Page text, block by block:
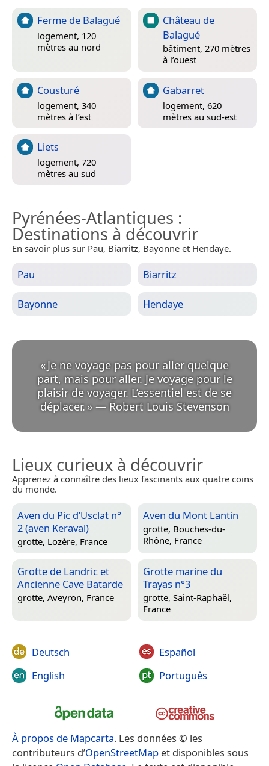
Ferme de Balagué
logement, 120
mètres au nord
Château de
Balagué
bâtiment, 270 mètres
à l’ouest
Cousturé
logement, 340
mètres à l’est
Gabarret
logement, 620
mètres au sud-est
Liets
logement, 720
mètres au sud
Pyrénées-Atlantiques :
Destinations à découvrir
En savoir plus sur Pau, Biarritz, Bayonne et Hendaye.
Pau Biarritz
Bayonne Hendaye
«Je ne voyage pas pour aller quelque
part, mais pour aller. Je voyage pour le
plaisir de voyager. L’essentiel est de se
déplacer. » — Robert Louis Stevenson
Lieux curieux à découvrir
Apprenez à connaître des lieux fascinants aux quatre coins
du monde.
Aven du Pic d’Usclat n°
2 (aven Keraval)
grotte, Lozère, France
Aven du Mont Lantin
grotte, Bouches-du-
Rhône, France
Grotte de Landric et
Ancienne Cave Batarde
grotte, Aveyron, France
Grotte marine du
Trayas n°3
grotte, Saint-Raphaël,
France
Deutsch
English
Español
Português
À propos de Mapcarta. Les données © les
contributeurs d’OpenStreetMap et disponibles sous